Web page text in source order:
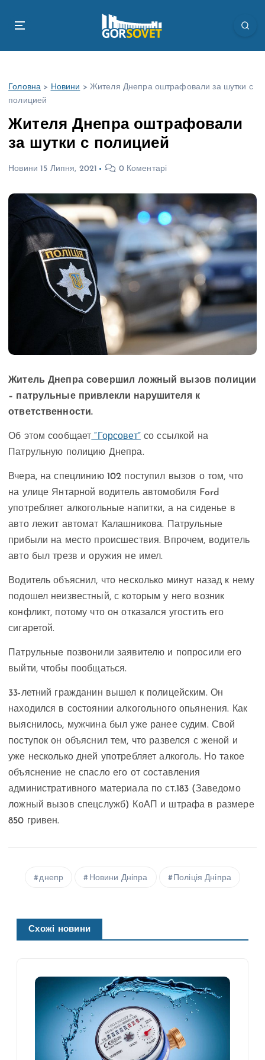
Головна > Новини > Жителя Днепра оштрафовали за шутки с
полицией
Жителя Днепра оштрафовали
за шутки с полицией
Новини 15 Липня, 2021 0 Коментарі
Житель Днепра совершил ложный вызов полиции
– патрульные привлекли нарушителя к
ответственности.
Об этом сообщает “Горсовет” со ссылкой на
Патрульную полицию Днепра.
Вчера, на спецлинию 102 поступил вызов о том, что
на улице Янтарной водитель автомобиля Ford
употребляет алкогольные напитки, а на сиденье в
авто лежит автомат Калашникова. Патрульные
прибыли на место происшествия. Впрочем, водитель
авто был трезв и оружия не имел.
Водитель объяснил, что несколько минут назад к нему
подошел неизвестный, с которым у него возник
конфликт, потому что он отказался угостить его
сигаретой.
Патрульные позвонили заявителю и попросили его
выйти, чтобы пообщаться.
33-летний гражданин вышел к полицейским. Он
находился в состоянии алкогольного опьянения. Как
выяснилось, мужчина был уже ранее судим. Свой
поступок он объяснил тем, что развелся с женой и
уже несколько дней употребляет алкоголь. Но такое
объяснение не спасло его от составления
административного материала по ст.183 (Заведомо
ложный вызов спецслужб) КоАП и штрафа в размере
850 гривен.
днепр Новини Дніпра Поліція Дніпра
Схожі новини